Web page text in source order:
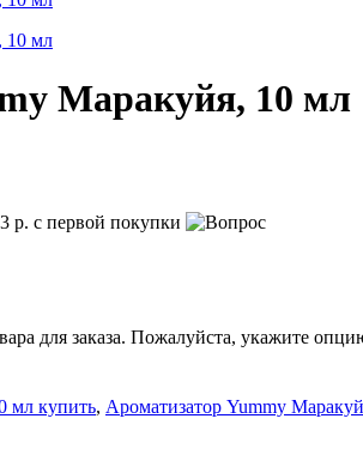
Маракуйя, 10 мл
р. с первой покупки
для заказа. Пожалуйста, укажите
мл купить, Ароматизатор Yummy